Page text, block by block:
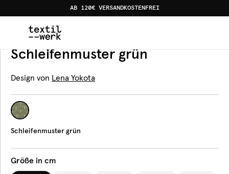
AB 120€ VERSANDKOSTENFREI
Produkte Kissen Schleifenmuster grün
Kissen
Schleifenmuster grün
Design von Lena Yokota
Schleifenmuster grün
Größe in cm